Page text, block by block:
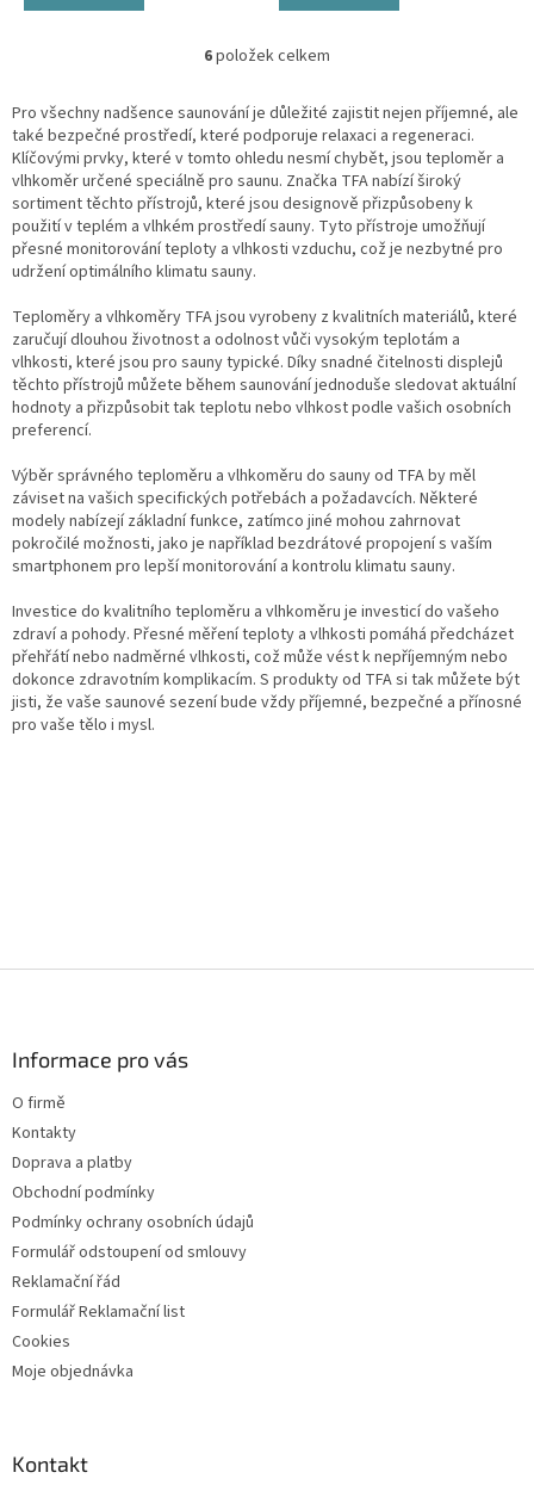
O
l
á
d
a
c
í
p
k
y
v
ý
p
u
6položek celkem
Pro všechny nadšence saunování je důležité zajistit nejen příjemné, ale
také bezpečné prostředí, které podporuje relaxaci a regeneraci.
Klíčovými prvky, které v tomto ohledu nesmí chybět, jsou teploměr a
vlhkoměr určené speciálně pro saunu. Značka TFA nabízí široký
sortiment těchto přístrojů, které jsou designově přizpůsobeny k
použití v teplém a vlhkém prostředí sauny. Tyto přístroje umožňují
přesné monitorování teploty a vlhkosti vzduchu, což je nezbytné pro
udržení optimálního klimatu sauny.
Teploměry a vlhkoměry TFA jsou vyrobeny z kvalitních materiálů, které
zaručují dlouhou životnost a odolnost vůči vysokým teplotám a
vlhkosti, které jsou pro sauny typické. Díky snadné čitelnosti displejů
těchto přístrojů můžete během saunování jednoduše sledovat aktuální
hodnoty a přizpůsobit tak teplotu nebo vlhkost podle vašich osobních
preferencí.
Výběr správného teploměru a vlhkoměru do sauny od TFA by měl
záviset na vašich specifických potřebách a požadavcích. Některé
modely nabízejí základní funkce, zatímco jiné mohou zahrnovat
pokročilé možnosti, jako je například bezdrátové propojení s vaším
smartphonem pro lepší monitorování a kontrolu klimatu sauny.
Investice do kvalitního teploměru a vlhkoměru je investicí do vašeho
zdraví a pohody. Přesné měření teploty a vlhkosti pomáhá předcházet
přehřátí nebo nadměrné vlhkosti, což může vést k nepříjemným nebo
dokonce zdravotním komplikacím. S produkty od TFA si tak můžete být
jisti, že vaše saunové sezení bude vždy příjemné, bezpečné a přínosné
pro vaše tělo i mysl.
Informace pro vás
O firmě
Kontakty
Doprava a platby
Obchodní podmínky
Podmínky ochrany osobních údajů
Formulář odstoupení od smlouvy
Reklamační řád
Formulář Reklamační list
Cookies
Moje objednávka
Kontakt